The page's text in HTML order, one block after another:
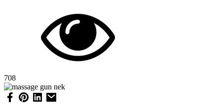
708